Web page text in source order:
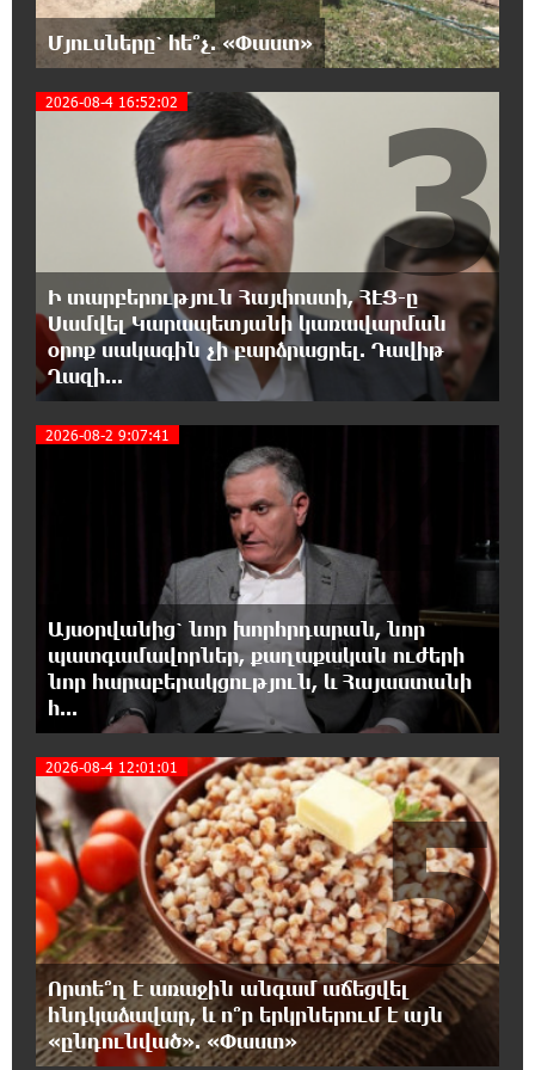
վերաբերող առաջնային հարցերի մասին՝
գյուղտեխնիկայից մինչև անվճար երթուղի. Անդրանիկ
Գևորգյան
18:25:05 7-08-2026
Թուրքական ապրանքանիշը դադարեցնում է
գործունեությունը Ռուսաստանում
18:08:44 7-08-2026
Դանակահարություն՝ Մասիսի
գազալցակայաններից մեկի մոտ.
կասկածյալը ձերբակալվել է
17:58:24 7-08-2026
Վեհափառ Հայրապետը աղոթք է հնչեցնում
17:31:07 7-08-2026
Վեհափառի հանդեպ տիտանական
ապօրինություն կա, անասելի ցավ եմ զգում.
17:30:48 7-08-2026
Արժանապատիվ դատավորը ինքնաբացարկ
հայտնեց և հրաժարվեց քննել գործն ու
17:07:39 7-08-2026
Նարեկ Կարապետյանը` Կաթողիկոսին
հեռացնել փորձելու մասին
16:57:42 7-08-2026
«ՀայաՔվեն» կանգնած է Հայ առաքելական
եկեղեցու պաշտպանության առաջնագծում.
մաս 3
16:50:26 7-08-2026
Մյուսները՝ հե՞չ. «Փաստ»
2026-08-4 16:52:02
Ի տարբերություն Հայփոստի, ՀԷՑ-ը
Սամվել Կարապետյանի կառավարման
օրոք սակագին չի բարձրացրել. Դավիթ
Ղազի...
3
2026-08-2 9:07:41
Այսօրվանից՝ նոր խորհրդարան, նոր
պատգամավորներ, քաղաքական ուժերի
նոր հարաբերակցություն, և Հայաստանի
հ...
4
2026-08-4 12:01:01
Որտե՞ղ է առաջին անգամ աճեցվել
հնդկաձավար, և ո՞ր երկրներում է այն
«ընդունված». «Փաստ»
5